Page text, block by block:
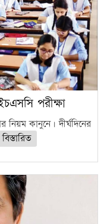
পরীক্ষা
কানুনে। দীর্ঘদিনের
বিস্তারিত